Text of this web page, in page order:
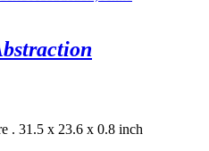
. 31.5 x 23.6 x 0.8 inch